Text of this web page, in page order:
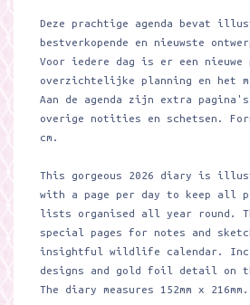
Deze prachtige agenda bevat
bestverkopende en nieuwste
Voor iedere dag is er een nieuwe
overzichtelijke planning en het
Aan de agenda zijn extra pagina's
overige notities en schetsen.
cm.
This gorgeous 2026 diary is
with a page per day to keep all
lists organised all year round.
special pages for notes and
insightful wildlife calendar.
designs and gold foil detail on
The diary measures 152mm x 216mm.